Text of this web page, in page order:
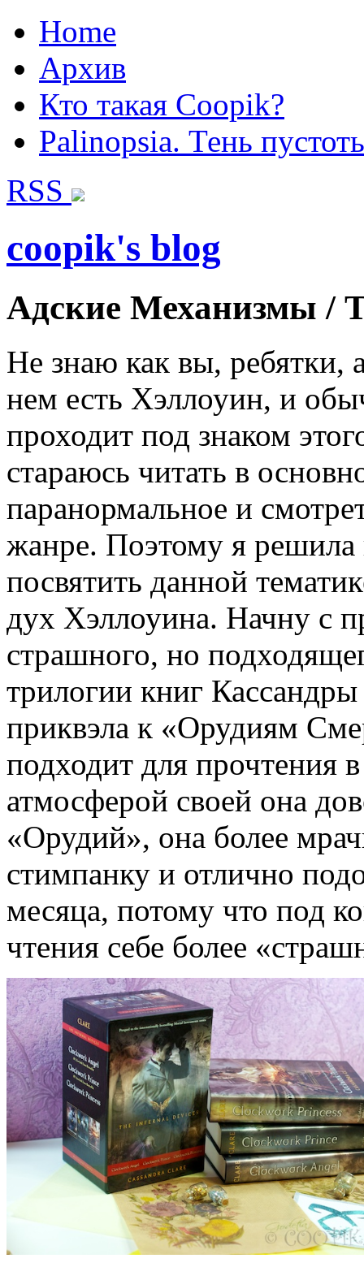
Home
Архив
Кто такая Coopik?
Palinopsia. Тень
RSS
coopik's blog
Адские Механизмы /
Не знаю как вы, ребятки,
нем есть Хэллоуин, и
проходит под знаком
стараюсь читать в
паранормальное и
жанре. Поэтому я решила
посвятить данной
дух Хэллоуина. Начну с
страшного, но
трилогии книг
приквэла к «Орудиям
подходит для прочтения
атмосферой своей она
«Орудий», она более
стимпанку и отлично
месяца, потому что под
чтения себе более